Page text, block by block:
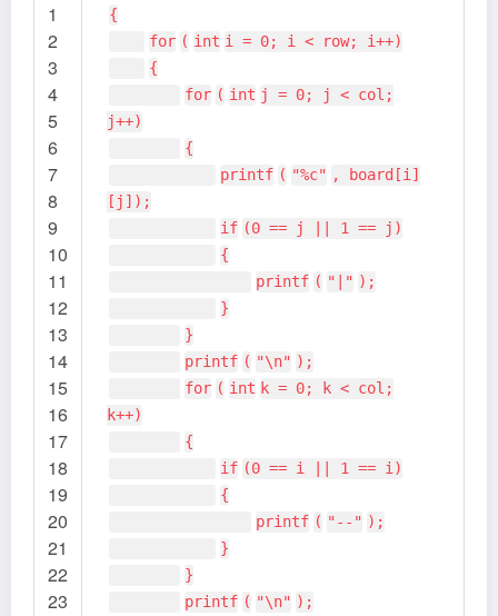
1
2
3
4
5
6
7
8
9
10
11
12
13
14
15
16
17
18
19
20
21
22
23
{
for ( int i = 0; i < row; i++)
{
for ( int j = 0; j < col;
j++)
{
printf ( "%c" , board[i]
[j]);
if (0 == j || 1 == j)
{
printf ( "|" );
}
}
printf ( "\n" );
for ( int k = 0; k < col;
k++)
{
if (0 == i || 1 == i)
{
printf ( "--" );
}
}
printf ( "\n" );